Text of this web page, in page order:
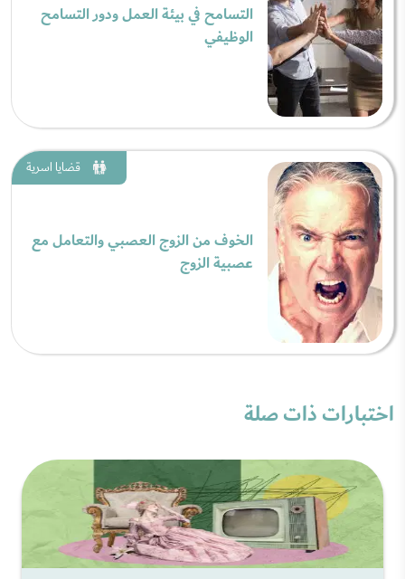
التسامح في بيئة العمل ودور التسامح
الوظيفي
قضايا اسرية
الخوف من الزوج العصبي والتعامل مع
عصبية الزوج
اختبارات ذات صلة